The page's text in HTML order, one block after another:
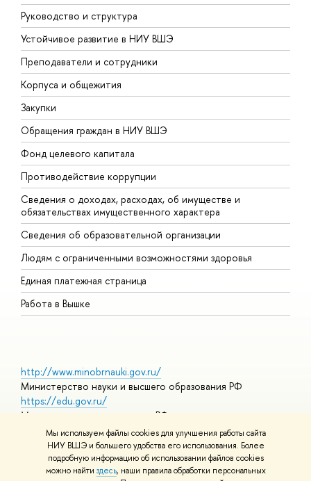
Мы используем файлы cookies для улучшения работы сайта
НИУ ВШЭ и большего удобства его использования. Более
подробную информацию об использовании файлов cookies
можно найти здесь, наши правила обработки персональных
Руководство и структура
Устойчивое развитие в НИУ ВШЭ
Преподаватели и сотрудники
Корпуса и общежития
Закупки
Обращения граждан в НИУ ВШЭ
Фонд целевого капитала
Противодействие коррупции
Сведения о доходах, расходах, об имуществе и
обязательствах имущественного характера
Сведения об образовательной организации
Людям с ограниченными возможностями здоровья
Единая платежная страница
Работа в Вышке
http://www.minobrnauki.gov.ru/
Министерство науки и высшего образования РФ
https://edu.gov.ru/
Министерство просвещения РФ
https://elearning.hse.ru/mooc
Массовые открытые онлайн-курсы